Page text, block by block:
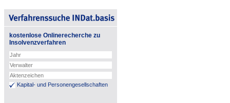
kostenlose Onlinerecherche zu
Insolvenzverfahren
Kapital- und Personengesellschaften